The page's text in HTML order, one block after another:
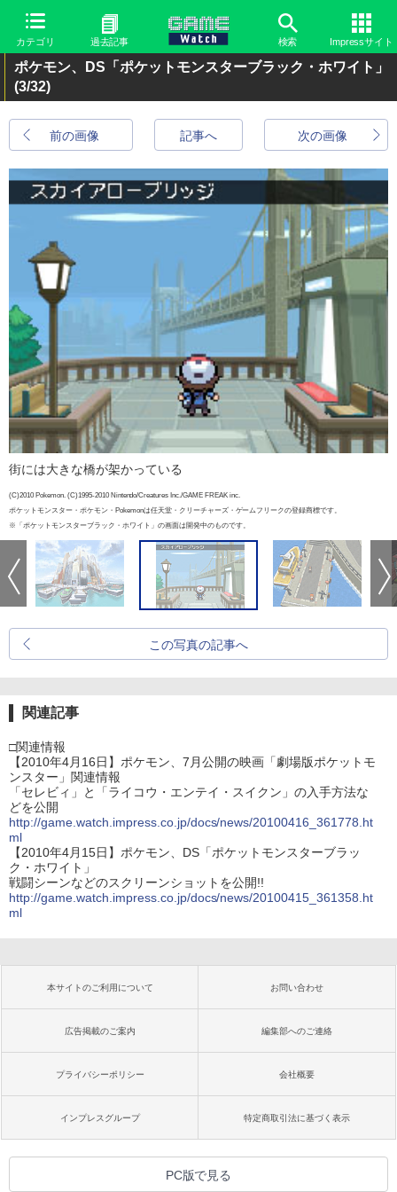
カテゴリ 過去記事 検索 Impressサイト
ポケモン、DS「ポケットモンスターブラック・ホワイト」
(3/32)
前の画像 次の画像
記事へ
街には大きな橋が架かっている
(C)2010 Pokemon. (C)1995-2010 Nintendo/Creatures Inc./GAME FREAK inc.
ポケットモンスター・ポケモン・Pokemonは任天堂・クリーチャーズ・ゲームフリークの登録商標です。
※「ポケットモンスターブラック・ホワイト」の画面は開発中のものです。
この写真の記事へ
関連記事
□関連情報
【2010年4月16日】ポケモン、7月公開の映画「劇場版ポケットモ
ンスター」関連情報
「セレビィ」と「ライコウ・エンテイ・スイクン」の入手方法な
どを公開
http://game.watch.impress.co.jp/docs/news/20100416_361778.ht
ml
【2010年4月15日】ポケモン、DS「ポケットモンスターブラッ
ク・ホワイト」
戦闘シーンなどのスクリーンショットを公開!!
http://game.watch.impress.co.jp/docs/news/20100415_361358.ht
ml
本サイトのご利用について お問い合わせ
広告掲載のご案内 編集部へのご連絡
プライバシーポリシー 会社概要
インプレスグループ 特定商取引法に基づく表示
PC版で見る